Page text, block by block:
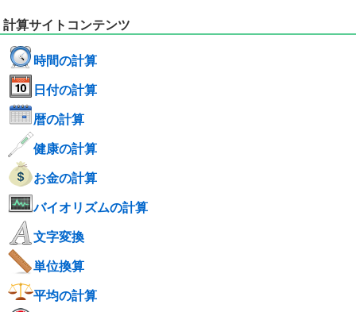
計算サイトコンテンツ
時間の計算
日付の計算
暦の計算
健康の計算
お金の計算
バイオリズムの計算
文字変換
単位換算
平均の計算